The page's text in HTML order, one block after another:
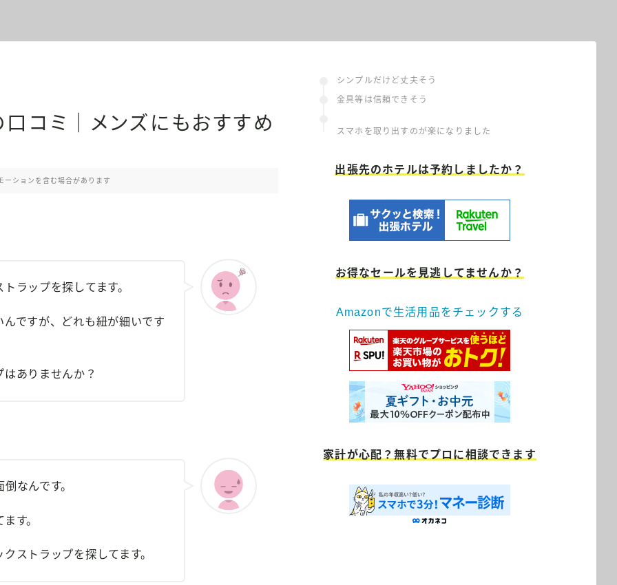
口コミ｜メンズにもおすすめ
ーションを含む場合があります
ラップを探してます。
ですが、どれも紐が細いです
ありませんか？
なんです。
す。
ストラップを探してます。
シンプルだけど丈夫そう
金具等は信頼できそう
スマホを取り出すのが楽になりました
出張先のホテルは予約しましたか？
お得なセールを見逃してませんか？
Amazonで生活用品をチェックする
家計が心配？無料でプロに相談できます